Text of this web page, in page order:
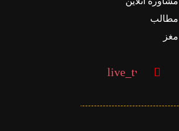
مطالب
مغز
live_tv